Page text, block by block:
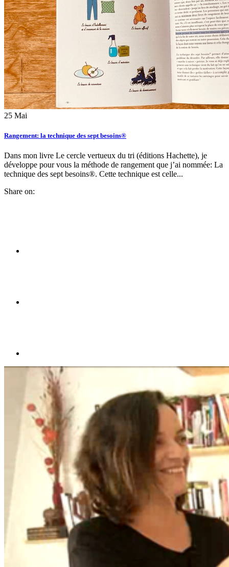
25 Mai
Rangement: la technique des sept besoins®
Dans mon livre Le cercle vertueux du tri (éditions Hachette), je
développe pour vous la méthode de rangement que j’ai nommée: La
technique des sept besoins®. Cette technique est celle...
Share on: